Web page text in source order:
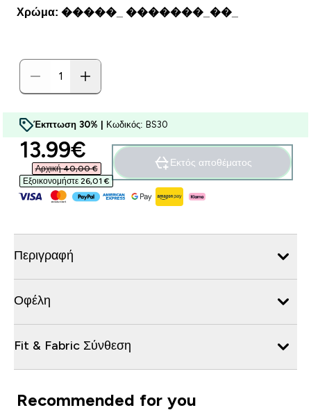
Χρώμα: �����_ �������_��_
Έκπτωση 30% | Κωδικός: BS30
discounted price
13.99€‎
Αρχική 40,00 €‎
Εξοικονομήστε 26,01 €‎
Εκτός αποθέματος
Περιγραφή
Οφέλη
Fit & Fabric Σύνθεση
Recommended for you